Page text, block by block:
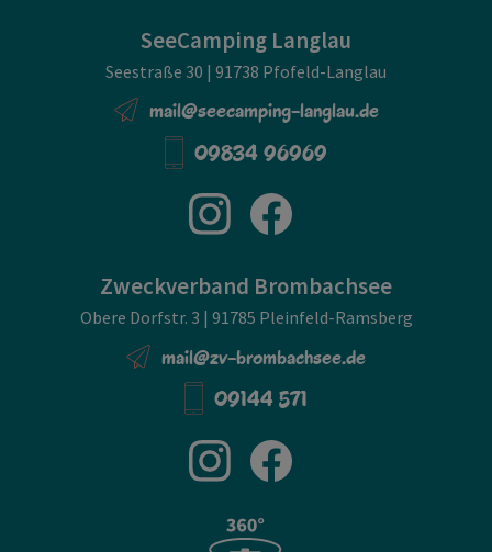
SeeCamping Langlau
Seestraße 30 | 91738 Pfofeld-Langlau
mail@seecamping-langlau.de
09834 96969
Zweckverband Brombachsee
Obere Dorfstr. 3 | 91785 Pleinfeld-Ramsberg
mail@zv-brombachsee.de
09144 571